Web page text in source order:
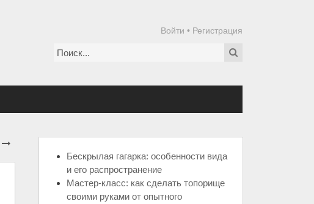
Войти • Регистрация
Бескрылая гагарка: особенности вида
и его распространение
Мастер-класс: как сделать топорище
своими руками от опытного